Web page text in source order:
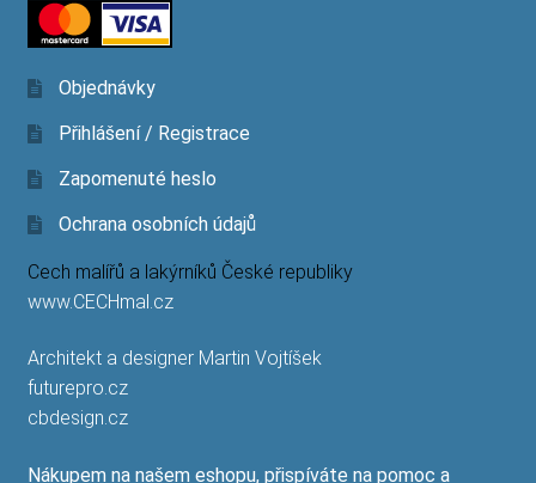
Objednávky
Přihlášení / Registrace
Zapomenuté heslo
Ochrana osobních údajů
Cech malířů a lakýrníků České republiky
www.CECHmal.cz
Architekt a designer Martin Vojtíšek
futurepro.cz
cbdesign.cz
Nákupem na našem eshopu, přispíváte na pomoc a